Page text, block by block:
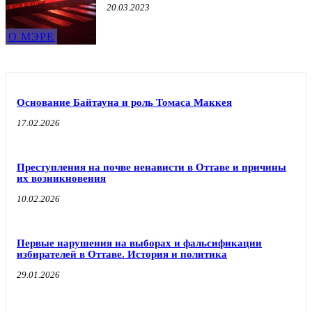
О МЭРЕ
20.03.2023
Основание Байтауна и роль Томаса Маккея
17.02.2026
Преступления на почве ненависти в Оттаве и причины
их возникновения
10.02.2026
Первые нарушения на выборах и фальсификации
избирателей в Оттаве. История и политика
29.01.2026